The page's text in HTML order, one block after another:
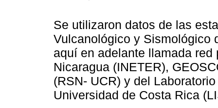
Se utilizaron datos de las
Vulcanológico y Sismológico
aquí en adelante llamada
Nicaragua (INETER),
(RSN- UCR) y del
Universidad de Costa Rica